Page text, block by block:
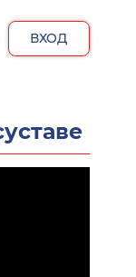
ВХОД